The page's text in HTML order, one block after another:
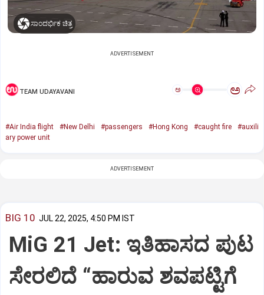
ಸಾಂದರ್ಭಿಕ ಚಿತ್ರ
ADVERTISEMENT
TEAM UDAYAVANI ಅ ಅ
#Air India flight #New Delhi #passengers #Hong Kong #caught fire
#auxili
ary power unit
ADVERTISEMENT
BIG 10 JUL 22, 2025, 4:50 PM IST
MiG 21 Jet: ಇತಿಹಾಸದ ಪುಟ
ಸೇರಲಿದೆ “ಹಾರುವ ಶವಪಟ್ಟಿಗೆ